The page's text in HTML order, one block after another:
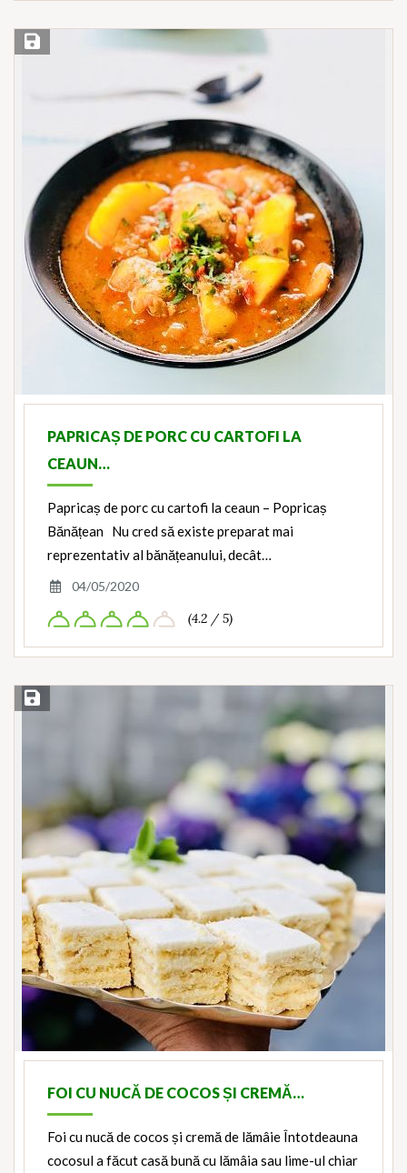
Save Recipe
PAPRICAȘ DE PORC CU CARTOFI LA
CEAUN…
Papricaș de porc cu cartofi la ceaun – Popricaș
Bănățean Nu cred să existe preparat mai
reprezentativ al bănățeanului, decât…
04/05/2020
(4.2 / 5)
Save Recipe
FOI CU NUCĂ DE COCOS ȘI CREMĂ…
Foi cu nucă de cocos și cremă de lămâie Întotdeauna
cocosul a făcut casă bună cu lămâia sau lime-ul chiar